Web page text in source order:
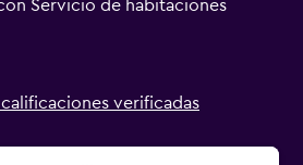
Servicio de habitaciones
verificadas